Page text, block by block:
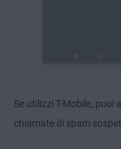
Se utilizzi T-Mobile, puoi
chiamate di spam